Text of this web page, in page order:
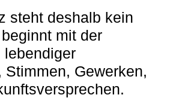
steht deshalb kein
mit der
lebendiger
Gewerken,